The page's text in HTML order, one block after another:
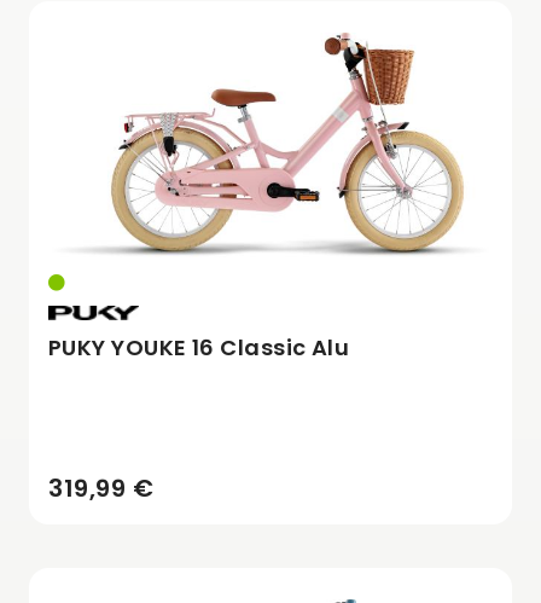
PUKY YOUKE 16 Classic Alu
319,99 €